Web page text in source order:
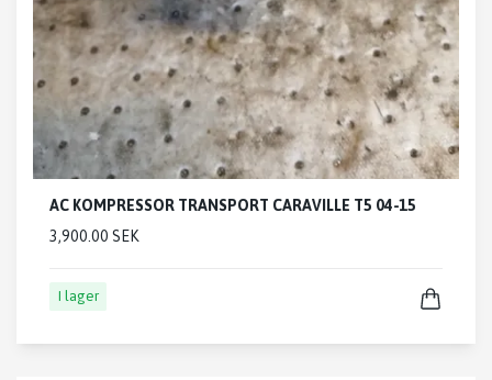
AC KOMPRESSOR TRANSPORT CARAVILLE T5 04-15
3,900.00 SEK
I lager